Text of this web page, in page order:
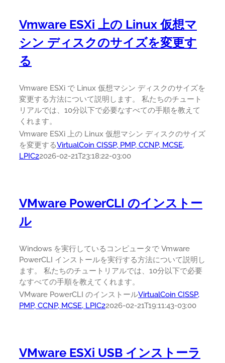
Vmware ESXi 上の Linux 仮想マ
シン ディスクのサイズを変更す
る
Vmware ESXi で Linux 仮想マシン ディスクのサイズを
変更する方法について説明します。 私たちのチュート
リアルでは、10分以下で必要なすべての手順を教えて
くれます。
Vmware ESXi 上の Linux 仮想マシン ディスクのサイズ
を変更するVirtualCoin CISSP, PMP, CCNP, MCSE,
LPIC22026-02-21T23:18:22-03:00
VMware PowerCLI のインストー
ル
Windows を実行しているコンピュータで Vmware
PowerCLI インストールを実行する方法について説明し
ます。 私たちのチュートリアルでは、10分以下で必要
なすべての手順を教えてくれます。
VMware PowerCLI のインストールVirtualCoin CISSP,
PMP, CCNP, MCSE, LPIC22026-02-21T19:11:43-03:00
VMware ESXi USB インストーラ